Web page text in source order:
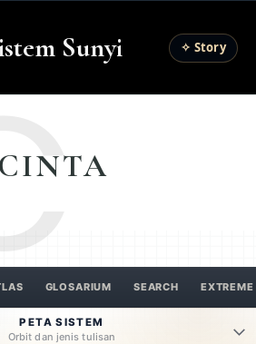
Sunyi ✧ Story
CINTA
GLOSARIUM SEARCH EXTREME
PETA SISTEM
Orbit dan jenis tulisan